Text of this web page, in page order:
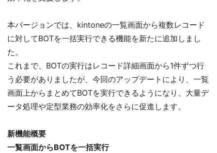
本バージョンでは、kintoneの一覧画面から複数レコード
に対してBOTを一括実行できる機能を新たに追加しまし
た。
これまで、BOTの実行はレコード詳細画面から1件ずつ行
う必要がありましたが、今回のアップデートにより、一覧
画面上からまとめてBOTを実行できるようになり、大量デ
ータ処理や定型業務の効率化をさらに促進します。
新機能概要
一覧画面からBOTを一括実行